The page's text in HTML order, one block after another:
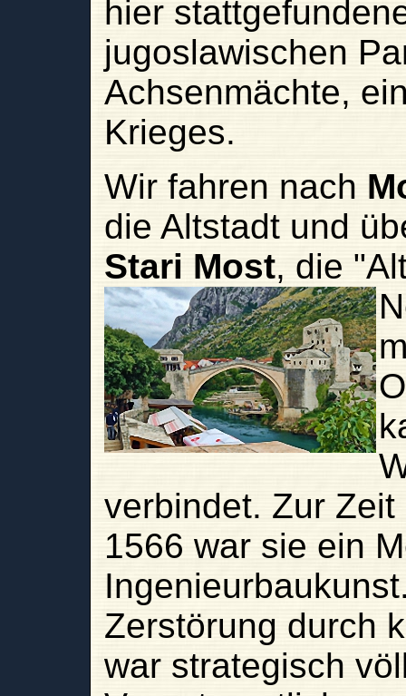
hier
jugoslawischen
Achsenmächte,
Krieges.
Wir fahren nach
die Altstadt und
Stari Most, die
verbindet. Zur
1566 war sie ein
Zerstörung durch
war strategisch